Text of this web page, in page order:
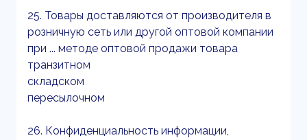
25. Товары доставляются от производителя в
розничную сеть или другой оптовой компании
при ... методе оптовой продажи товара
транзитном
складском
пересылочном
26. Конфиденциальность информации,